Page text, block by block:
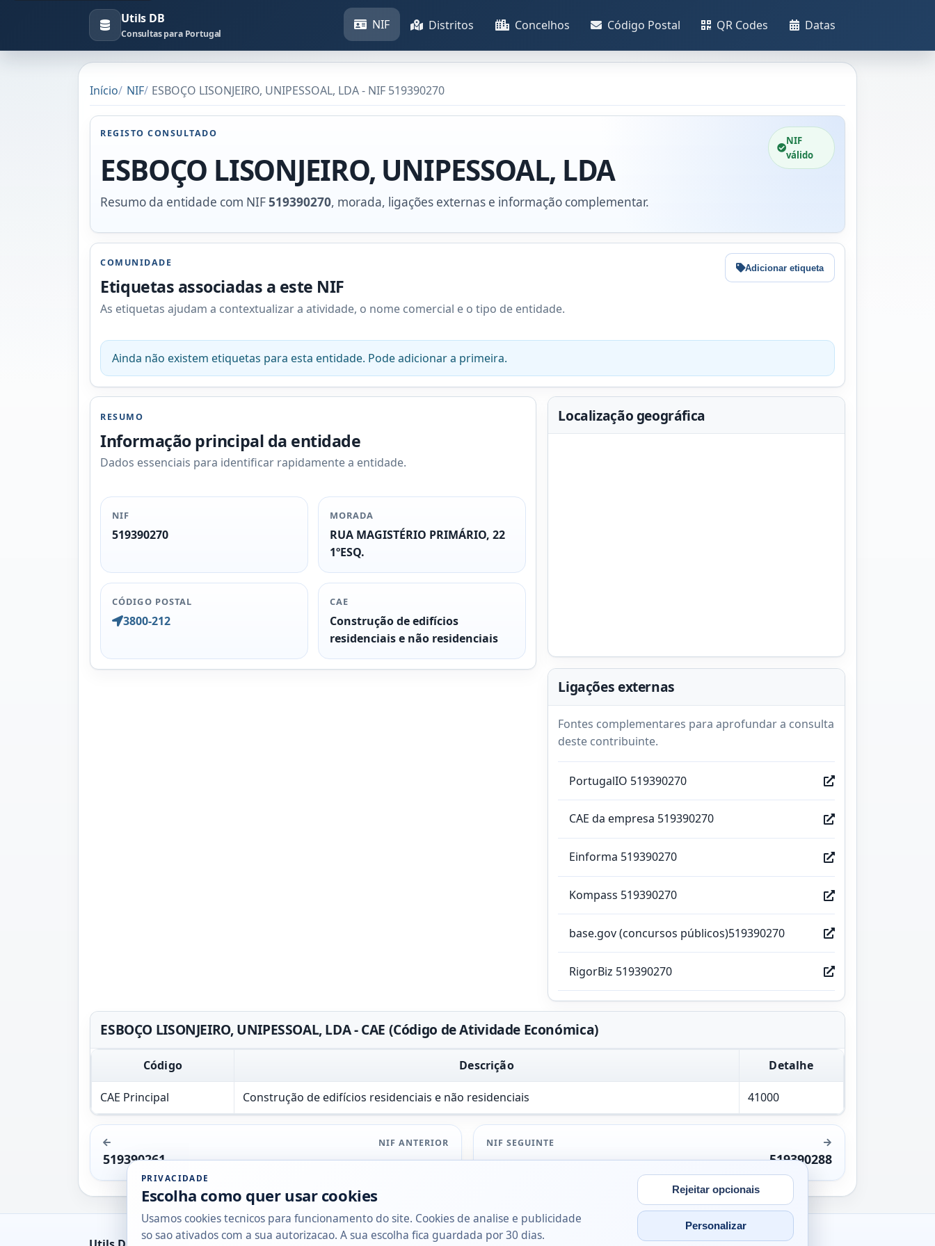
Utils DB
Consultas para Portugal
NIF Distritos Concelhos Código Postal QR Codes Datas
Início NIF ESBOÇO LISONJEIRO, UNIPESSOAL, LDA - NIF 519390270
REGISTO CONSULTADO
ESBOÇO LISONJEIRO, UNIPESSOAL, LDA
Resumo da entidade com NIF519390270, morada, ligações externas e informação complementar.
NIF
válido
COMUNIDADE
Etiquetas associadas a este NIF
As etiquetas ajudam a contextualizar a atividade, o nome comercial e o tipo de entidade.
Adicionar etiqueta
Ainda não existem etiquetas para esta entidade. Pode adicionar a primeira.
RESUMO
Informação principal da entidade
Dados essenciais para identificar rapidamente a entidade.
NIF
519390270
MORADA
RUA MAGISTÉRIO PRIMÁRIO, 22
1ºESQ.
CÓDIGO POSTAL
3800-212
CAE
Construção de edifícios
residenciais e não residenciais
Localização geográfica
Ligações externas
Fontes complementares para aprofundar a consulta
deste contribuinte.
PortugalIO 519390270
CAE da empresa 519390270
Einforma 519390270
Kompass 519390270
base.gov (concursos públicos)519390270
RigorBiz 519390270
ESBOÇO LISONJEIRO, UNIPESSOAL, LDA - CAE (Código de Atividade Económica)
Código Descrição Detalhe
CAE Principal Construção de edifícios residenciais e não residenciais 41000
NIF ANTERIOR
519390261
NIF SEGUINTE
519390288
PRIVACIDADE
Escolha como quer usar cookies
Usamos cookies tecnicos para funcionamento do site. Cookies de analise e publicidade
so sao ativados com a sua autorizacao. A sua escolha fica guardada por 30 dias.
Rejeitar opcionais
Personalizar